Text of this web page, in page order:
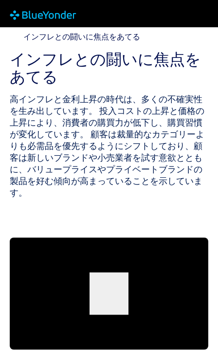
インフレとの闘いに焦点をあてる
インフレとの闘いに焦点をあてる
インフレとの闘いに焦点を
あてる
高インフレと金利上昇の時代は、多くの不確実性
を生み出しています。 投入コストの上昇と価格の
上昇により、消費者の購買力が低下し、購買習慣
が変化しています。 顧客は裁量的なカテゴリーよ
りも必需品を優先するようにシフトしており、顧
客は新しいブランドや小売業者を試す意欲ととも
に、バリュープライスやプライベートブランドの
製品を好む傾向が高まっていることを示していま
す。